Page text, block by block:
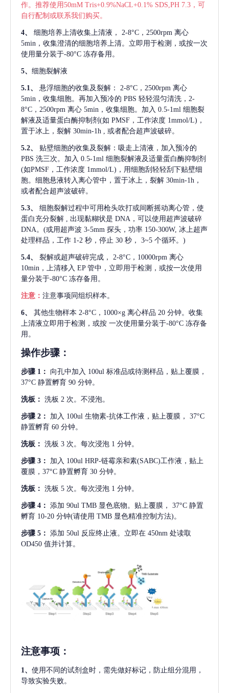
作。推荐使用50mM Tris+0.9%NaCL+0.1% SDS,PH 7.3，可
自行配制或联系我们购买。
4、 细胞培养上清收集上清液，
2-8°C，2500rpm 离心
5min，收集澄清的细胞培养上清。立即用于检测，或按一次
使用量分装于-80°C 冻存备用。
5、 细胞裂解液
5.1、 悬浮细胞的收集及裂解：
2-8°C，2500rpm 离心
5min，收集细胞。再加入预冷的 PBS 轻轻混匀清洗，2-
8°C，2500rpm 离心 5min，收集细胞。加入 0.5-1ml 细胞裂
解液及适量蛋白酶抑制剂(如 PMSF，工作浓度 1mmol/L)，
置于冰上，裂解 30min-1h , 或者配合超声波破碎。
5.2、
贴壁细胞的收集及裂解：吸走上清液，加入预冷的
PBS 洗三次。加入 0.5-1ml 细胞裂解液及适量蛋白酶抑制剂
(如PMSF，工作浓度 1mmol/L)，用细胞刮轻轻刮下贴壁细
胞。细胞悬液转入离心管中，置于冰上，裂解 30min-1h，
或者配合超声波破碎。
5.3、
细胞裂解过程中可用枪头吹打或间断摇动离心管，使
蛋白充分裂解
, 出现黏糊状是 DNA，可以使用超声波破碎
DNA。(或用超声波 3-5mm 探头，功率 150-300W, 冰上超声
处理样品，工作 1-2 秒，停止 30 秒， 3~5 个循环。)
5.4、 裂解或超声破碎完成，
2-8°C，10000rpm 离心
10min，上清移入 EP 管中，立即用于检测，或按一次使用
量分装于-80°C 冻存备用。
注意： 注意事项同组织样本。
6、 其他生物样本 2-8°C，1000×g 离心样品 20 分钟。收集
上清液立即用于检测，或按 一次使用量分装于-80°C 冻存备
用。
操作步骤：
步骤 1： 向孔中加入 100ul 标准品或待测样品，贴上覆膜，
37°C 静置孵育 90 分钟。
洗板： 洗板 2 次。不浸泡。
步骤 2： 加入 100ul 生物素-抗体工作液，贴上覆膜， 37°C
静置孵育 60 分钟。
洗板： 洗板 3 次。每次浸泡 1 分钟。
步骤 3： 加入 100ul HRP-链霉亲和素(SABC)工作液，贴上
覆膜，37°C 静置孵育 30 分钟。
洗板： 洗板 5 次。每次浸泡 1 分钟。
步骤 4： 添加 90ul TMB 显色底物。贴上覆膜， 37°C 静置
孵育 10-20 分钟(请使用 TMB 显色精准控制方法)。
步骤 5： 添加 50ul 反应终止液。立即在 450nm 处读取
OD450 值并计算。
注意事项 ：
1、 使用不同的试剂盒时，需先做好标记，防止组分混用，
导致实验失败。